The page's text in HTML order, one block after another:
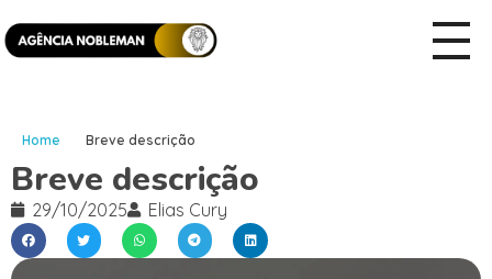
Home Breve descrição
Breve descrição
29/10/2025 Elias Cury